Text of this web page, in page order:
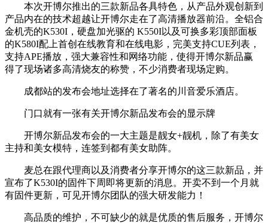
本次开博尔推出的三款新品各具特色，从产品外观创新到
产品内在的技术超越让开博尔走在了高清播放器前沿。全铝合
金机壳的K530I，硬盘加光驱的 K550I以及可换多彩顶部面板
的K580I配上首创在线教育和在线电影，完美支持CUE列表，
支持APE播放，强大兼容性和网络功能，使得开博尔新品赢
得了现场诸多高清烧友的称赞，不少消费者现场定购。
成都站的发布会地址选择在了著名的川音爱乐酒店。
门口就有一张有关开博尔新品发布会的显示牌
开博尔新品发布会的一大主题是靓女+靓机，除了有美女
主持和美女模特，连签到都有美女助阵。
麦总在跟代理商以及消费者分享开博尔的这三款新品，并
宣布了K530I的固件下周即将更新的消息。开卖不到一个月就
有固件更新，可见开博尔团队的强大研发能力！
高品质的维护，不可缺少的就是优质的售后服务，开博尔